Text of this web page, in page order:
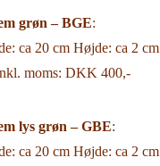
grøn –BGE:
ca 20 cm Højde: ca 2 cm
moms: DKK 400,-
lys grøn –GBE:
ca 20 cm Højde: ca 2 cm